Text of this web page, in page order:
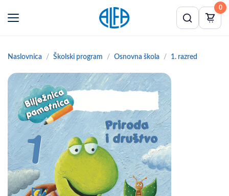
0
Naslovnica Školski program Osnovna škola 1. razred